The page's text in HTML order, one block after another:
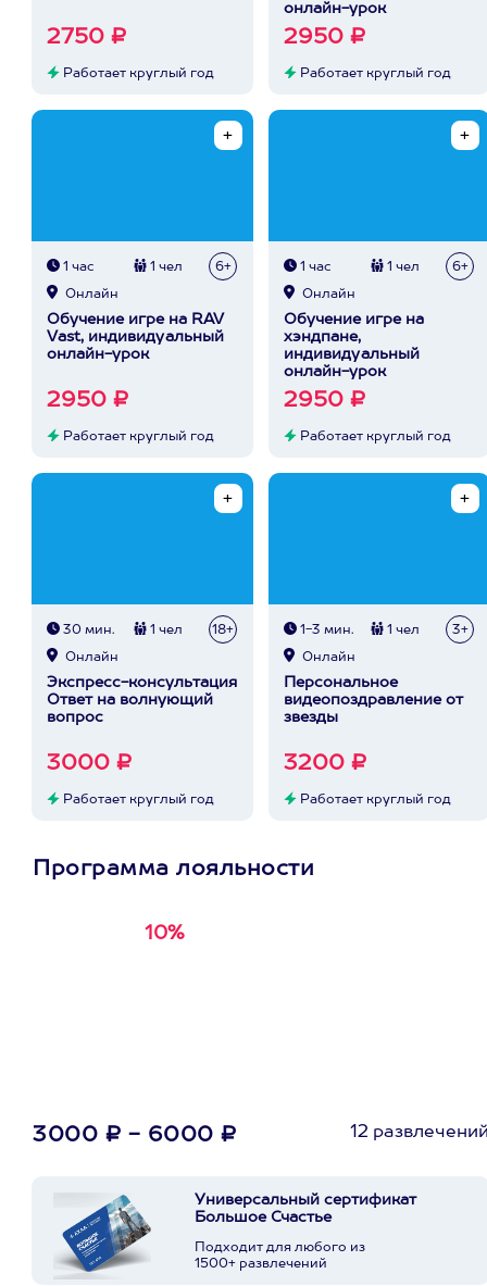
2750 ₽
Работает круглый год
онлайн-урок
2950 ₽
Работает круглый год
1 час 1 чел 6+
Онлайн
Обучение игре на RAV
Vast, индивидуальный
онлайн-урок
2950 ₽
Работает круглый год
1 час 1 чел 6+
Онлайн
Обучение игре на
хэндпане,
индивидуальный
онлайн-урок
2950 ₽
Работает круглый год
30 мин. 1 чел 18+
Онлайн
Экспресс-консультация
Ответ на волнующий
вопрос
3000 ₽
Работает круглый год
1-3 мин. 1 чел 3+
Онлайн
Персональное
видеопоздравление от
звезды
3200 ₽
Работает круглый год
Программа лояльности
10%
3000 ₽ - 6000 ₽ 12
Универсальный сертификат
Большое Счастье
Подходит для любого из
1500+ развлечений